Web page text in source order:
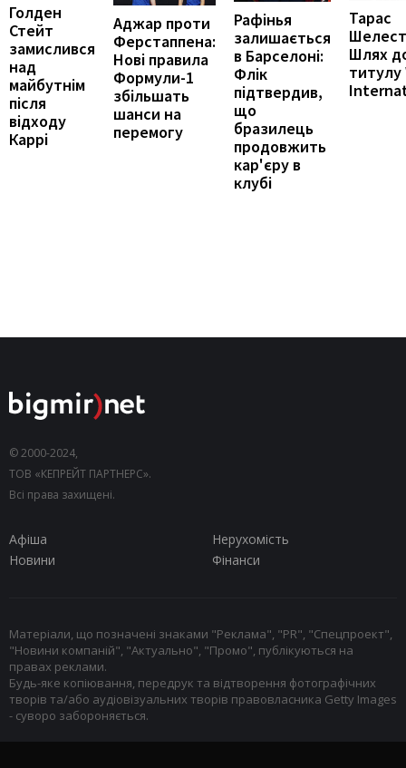
Голден
Стейт
замислився
над
майбутнім
після
відходу
Каррі
Аджар проти
Ферстаппена:
Нові правила
Формули-1
збільшать
шанси на
перемогу
Рафінья
залишається
в Барселоні:
Флік
підтвердив,
що
бразилець
продовжить
кар'єру в
клубі
Тарас
Шлях
титулу
© 2000-2024,
ТОВ «КЕПРЕЙТ ПАРТНЕРС».
Всі права захищені.
Афіша
Нерухомість
Новини
Фінанси
Матеріали, що позначені знаками "Реклама", "PR", "Спецпроект",
"Новини компаній", "Актуально", "Промо", публікуються на
правах реклами.
Будь-яке копіювання, передрук та відтворення фотографічних
творів та/або аудіовізуальних творів правовласника Getty Images
- суворо забороняється.